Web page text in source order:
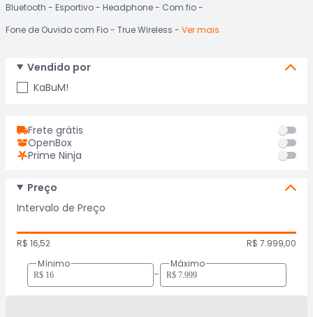
Bluetooth Esportivo Headphone
Com fio
Fone de Ouvido com Fio
True Wireless Ver mais
Vendido por
KaBuM!
Frete grátis
OpenBox
Prime Ninja
Preço
Intervalo de Preço
R$ 16,52
R$ 7.999,00
Mínimo
-
Máximo